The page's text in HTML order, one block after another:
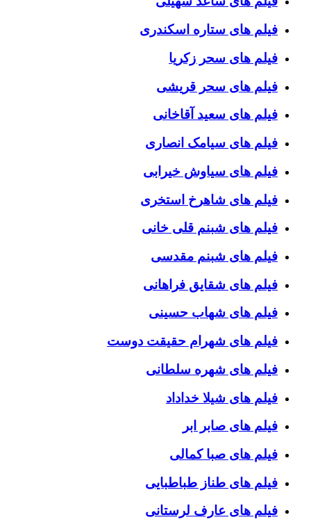
فیلم های ستاره اسکندری
فیلم های سحر زکریا
فیلم های سحر قریشی
فیلم های سعید آقاخانی
فیلم های سیامک انصاری
فیلم های سیاوش خیرابی
فیلم های شاهرخ استخری
فیلم های شبنم قلی خانی
فیلم های شبنم مقدسی
فیلم های شقایق فراهانی
فیلم های شهاب حسینی
فیلم های شهرام حقیقت دوست
فیلم های شهره سلطانی
فیلم های شیلا خداداد
فیلم های صابر ابر
فیلم های صبا کمالی
فیلم های طناز طباطبایی
فیلم های عارف لرستانی